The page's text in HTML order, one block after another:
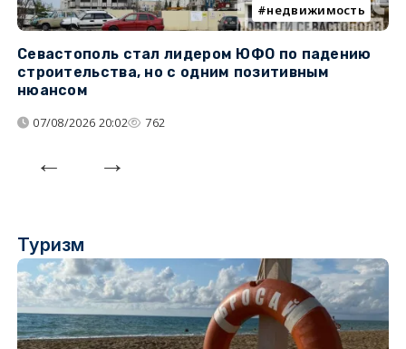
недвижимость
Севастополь стал лидером ЮФО по падению
строительства, но с одним позитивным
нюансом
07/08/2026 20:02 762
Туризм